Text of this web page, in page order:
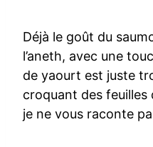
Déjà le goût du
l’aneth, avec une
de yaourt est juste
croquant des feuilles
je ne vous raconte